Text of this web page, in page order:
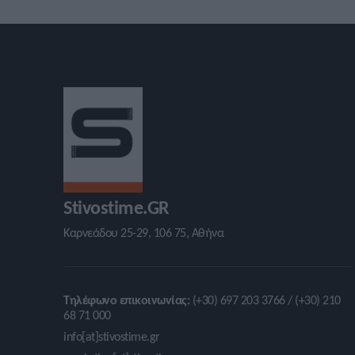
Stivostime.GR
Καρνεάδου 25-29, 106 75, Αθήνα
Τηλέφωνο επικοινωνίας: (+30) 697 203 3766 / (+30) 210
68 71 000
info[at]stivostime.gr